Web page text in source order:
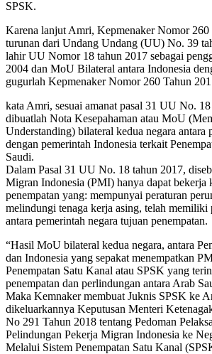
SPSK.
Karena lanjut Amri, Kepmenaker Nomor 260
turunan dari Undang Undang (UU) No. 39
lahir UU Nomor 18 tahun 2017 sebagai
2004 dan MoU Bilateral antara Indonesia
gugurlah Kepmenaker Nomor 260 Tahun
kata Amri, sesuai amanat pasal 31 UU No.
dibuatlah Nota Kesepahaman atau MoU
Understanding) bilateral kedua negara antara
dengan pemerintah Indonesia terkait
Saudi.
Dalam Pasal 31 UU No. 18 tahun 2017,
Migran Indonesia (PMI) hanya dapat bekerja
penempatan yang: mempunyai peraturan
melindungi tenaga kerja asing, telah memiliki
antara pemerintah negara tujuan penempatan.
“Hasil MoU bilateral kedua negara, antara
dan Indonesia yang sepakat menempatkan
Penempatan Satu Kanal atau SPSK yang
penempatan dan perlindungan antara Arab
Maka Kemnaker membuat Juknis SPSK ke
dikeluarkannya Keputusan Menteri
No 291 Tahun 2018 tentang Pedoman
Pelindungan Pekerja Migran Indonesia ke
Melalui Sistem Penempatan Satu Kanal